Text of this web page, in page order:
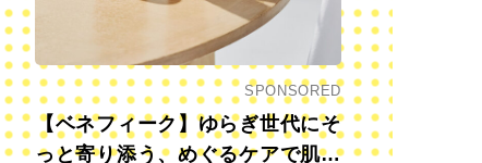
SPONSORED
【ベネフィーク】ゆらぎ世代にそ
っと寄り添う、めぐるケアで肌も